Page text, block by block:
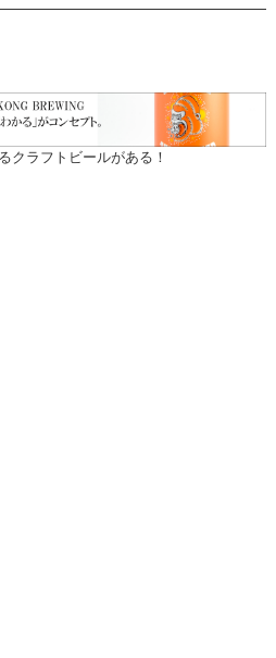
クラフトビールがある！